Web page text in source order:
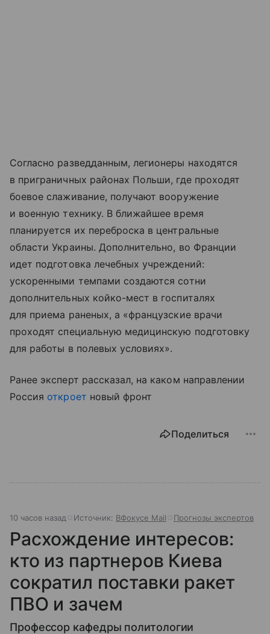
Согласно разведданным, легионеры находятся
в приграничных районах Польши, где проходят
боевое слаживание, получают вооружение
и военную технику. В ближайшее время
планируется их переброска в центральные
области Украины. Дополнительно, во Франции
идет подготовка лечебных учреждений:
ускоренными темпами создаются сотни
дополнительных койко-мест в госпиталях
для приема раненых, а «французские врачи
проходят специальную медицинскую подготовку
для работы в полевых условиях».
Ранее эксперт рассказал, на каком направлении
Россия откроет новый фронт
Поделиться
10 часов назад Источник: ВФокусе Mail Прогнозы экспертов
Расхождение интересов:
кто из партнеров Киева
сократил поставки ракет
ПВО и зачем
Профессор кафедры политологии